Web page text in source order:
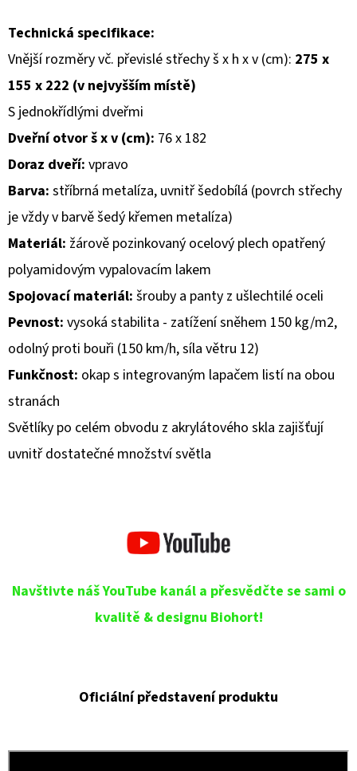
Technická specifikace:
Vnější rozměry vč. převislé střechy š x h x v (cm): 275 x
155 x 222 (v nejvyšším místě)
S jednokřídlými dveřmi
Dveřní otvor š x v (cm): 76 x 182
Doraz dveří: vpravo
Barva: stříbrná metalíza, uvnitř šedobílá (povrch střechy
je vždy v barvě šedý křemen metalíza)
Materiál: žárově pozinkovaný ocelový plech opatřený
polyamidovým vypalovacím lakem
Spojovací materiál: šrouby a panty z ušlechtilé oceli
Pevnost: vysoká stabilita - zatížení sněhem 150 kg/m2,
odolný proti bouři (150 km/h, síla větru 12)
Funkčnost: okap s integrovaným lapačem listí na obou
stranách
Světlíky po celém obvodu z akrylátového skla zajišťují
uvnitř dostatečné množství světla
Navštivte náš YouTube kanál a přesvědčte se sami o
kvalitě & designu Biohort!
Oficiální představení produktu
HLEDAT
D
O
P
O
R
U
Č
U
J
E
M
E